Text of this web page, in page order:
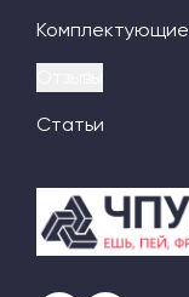
Комплектующие
Статьи